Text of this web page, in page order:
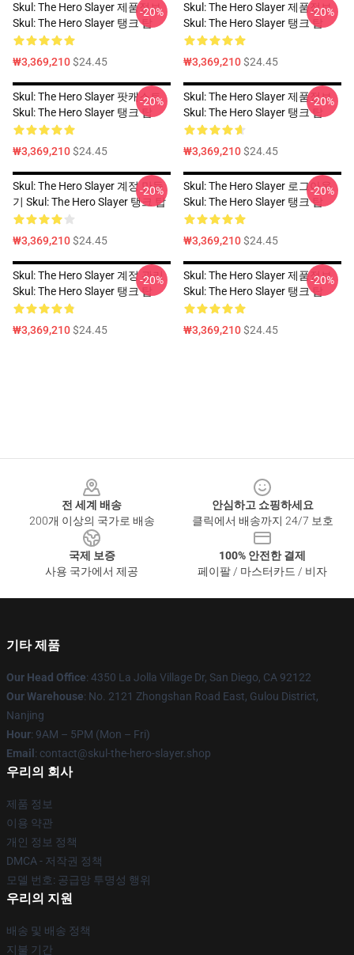
Skul: The Hero Slayer 제품정보
Skul: The Hero Slayer 탱크 탑
₩3,369,210$24.45
-20%
Skul: The Hero Slayer 제품정보
Skul: The Hero Slayer 탱크 탑
₩3,369,210$24.45
-20%
Skul: The Hero Slayer 팟캐스트
Skul: The Hero Slayer 탱크 탑
₩3,369,210$24.45
-20%
Skul: The Hero Slayer 제품정보
Skul: The Hero Slayer 탱크 탑
₩3,369,210$24.45
-20%
Skul: The Hero Slayer 계정 만들
기 Skul: The Hero Slayer 탱크 탑
₩3,369,210$24.45
-20%
Skul: The Hero Slayer 로그아웃
Skul: The Hero Slayer 탱크 탑
₩3,369,210$24.45
-20%
Skul: The Hero Slayer 계정 관리
Skul: The Hero Slayer 탱크 탑
₩3,369,210$24.45
-20%
Skul: The Hero Slayer 제품정보
Skul: The Hero Slayer 탱크 탑
₩3,369,210$24.45
-20%
전 세계 배송
200개 이상의 국가로 배송
안심하고 쇼핑하세요
클릭에서 배송까지 24/7 보호
국제 보증
사용 국가에서 제공
100% 안전한 결제
페이팔 / 마스터카드 / 비자
기타 제품
Our Head Office: 4350 La Jolla Village Dr, San Diego, CA 92122
Our Warehouse: No. 2121 Zhongshan Road East, Gulou District,
Nanjing
Hour: 9AM – 5PM (Mon – Fri)
Email : contact@skul-the-hero-slayer.shop
우리의 회사
제품 정보
이용 약관
개인 정보 정책
DMCA - 저작권 정책
모델 번호: 공급망 투명성 행위
우리의 지원
배송 및 배송 정책
지불 기간